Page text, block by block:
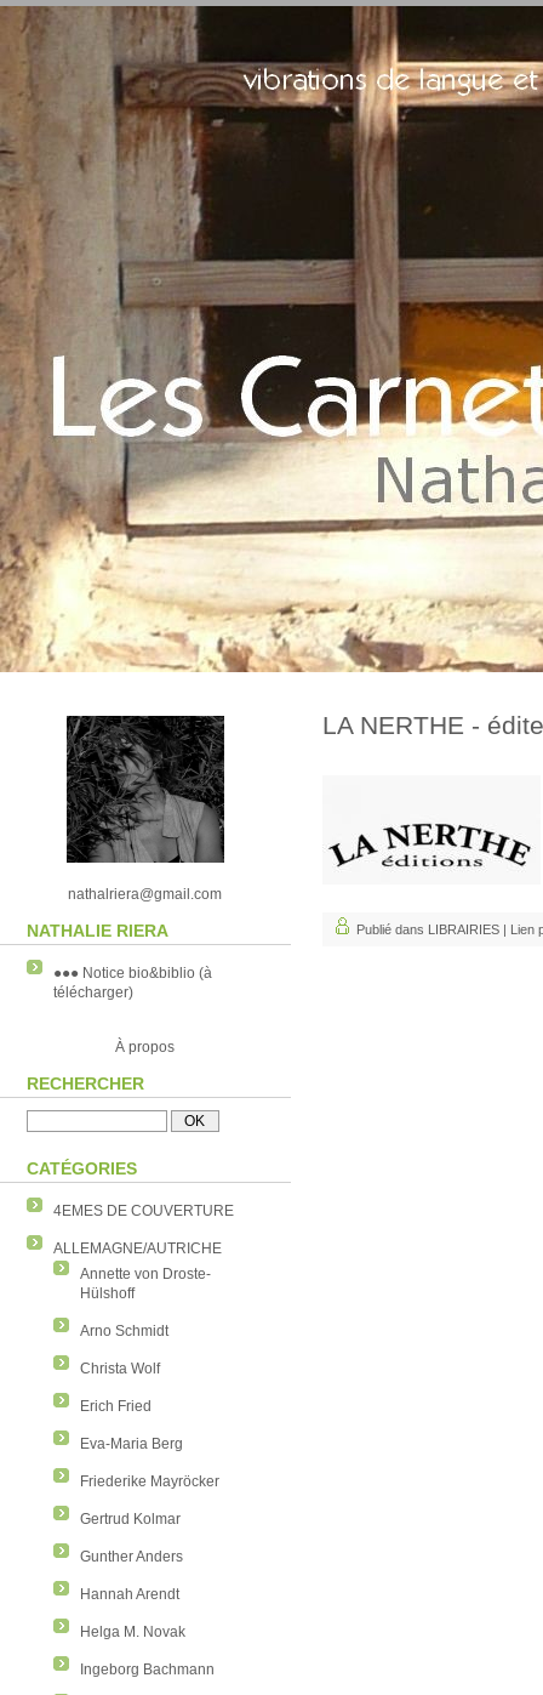
nathalriera@gmail.com
NATHALIE RIERA
●●● Notice bio&biblio (à
télécharger)
À propos
RECHERCHER
CATÉGORIES
4EMES DE COUVERTURE
ALLEMAGNE/AUTRICHE
Annette von Droste-
Hülshoff
Arno Schmidt
Christa Wolf
Erich Fried
Eva-Maria Berg
Friederike Mayröcker
Gertrud Kolmar
Gunther Anders
Hannah Arendt
Helga M. Novak
Ingeborg Bachmann
LA NERTHE -
Publié dans LIBRAIRIES | Lien